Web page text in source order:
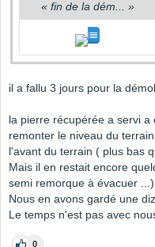
« fin de la dém... »
il a fallu 3 jours pour la
la pierre récupérée a servi
remonter le niveau du
l'avant du terrain ( plus bas
Mais il en restait encore
semi remorque à évacuer ...)
Nous en avons gardé une
Le temps n'est pas avec
0